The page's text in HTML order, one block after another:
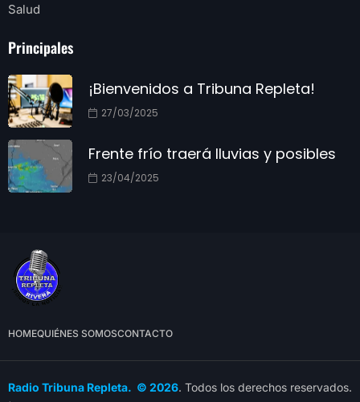
Salud
Principales
¡Bienvenidos a Tribuna Repleta!
27/03/2025
Frente frío traerá lluvias y posibles
23/04/2025
HOMEQUIÉNES SOMOSCONTACTO
Radio Tribuna Repleta. © 2026. Todos los derechos reservados.